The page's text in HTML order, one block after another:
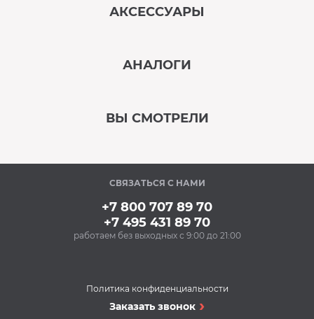
АКСЕССУАРЫ
машин BON BN-165
(500 мл)
300 Р
АНАЛОГИ
Посудомоечная
ВЫ СМОТРЕЛИ
В наличии
СВЯЗАТЬСЯ С НАМИ
+7 800 707 89 70
+7 495 431 89 70
работаем без выходных с 9:00 до 21:00
Политика конфиденциальности
Заказать звонок